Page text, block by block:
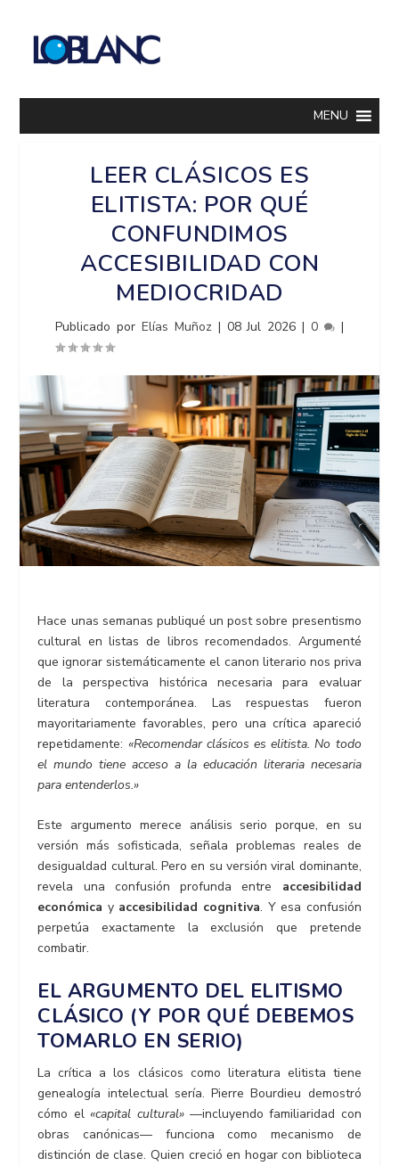
MENU
LEER CLÁSICOS ES
ELITISTA: POR QUÉ
CONFUNDIMOS
ACCESIBILIDAD CON
MEDIOCRIDAD
Publicado porElías Muñoz| 08 Jul 2026 | 0 |
Hace unas semanas publiqué un post sobre presentismo
cultural en listas de libros recomendados. Argumenté
que ignorar sistemáticamente el canon literario nos priva
de la perspectiva histórica necesaria para evaluar
literatura contemporánea. Las respuestas fueron
mayoritariamente favorables, pero una crítica apareció
repetidamente: «Recomendar clásicos es elitista. No todo
el mundo tiene acceso a la educación literaria necesaria
para entenderlos.»
Este argumento merece análisis serio porque, en su
versión más sofisticada, señala problemas reales de
desigualdad cultural. Pero en su versión viral dominante,
revela una confusión profunda entre accesibilidad
económica y accesibilidad cognitiva. Y esa confusión
perpetúa exactamente la exclusión que pretende
combatir.
EL ARGUMENTO DEL ELITISMO
CLÁSICO (Y POR QUÉ DEBEMOS
TOMARLO EN SERIO)
La crítica a los clásicos como literatura elitista tiene
genealogía intelectual sería. Pierre Bourdieu demostró
cómo el «capital cultural»—incluyendo familiaridad con
obras canónicas— funciona como mecanismo de
distinción de clase. Quien creció en hogar con biblioteca